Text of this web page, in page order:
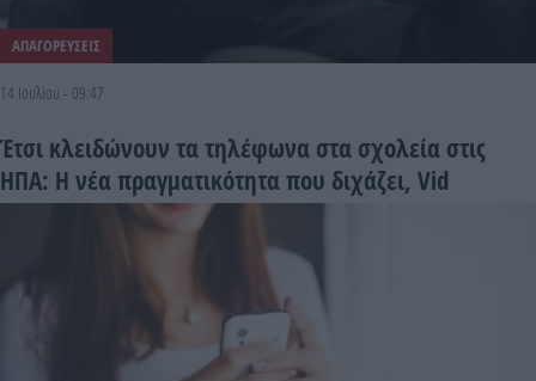
ΑΠΑΓΟΡΕΥΣΕΙΣ
14 Ιουλίου - 09:47
Έτσι κλειδώνουν τα τηλέφωνα στα σχολεία στις
ΗΠΑ: Η νέα πραγματικότητα που διχάζει, Vid